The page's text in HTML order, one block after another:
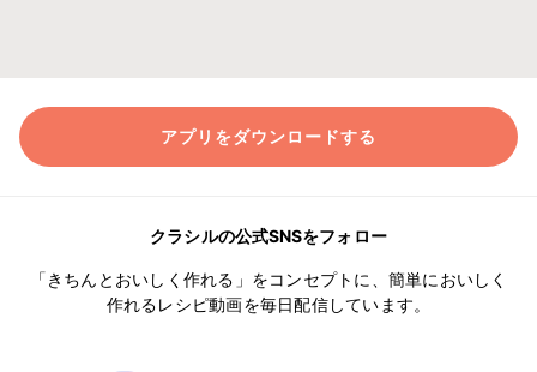
アプリをダウンロードする
クラシルの公式SNSをフォロー
「きちんとおいしく作れる」をコンセプトに、簡単においしく
作れるレシピ動画を毎日配信しています。